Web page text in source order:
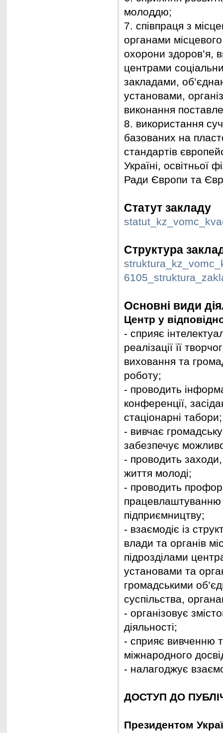
молоддю;
7. співпраця з
органами
охорони здоров’я,
центрами
закладами,
установами,
виконання
8. використання
базованих на
стандартів
Україні, освітньої
Ради Європи та
Статут закладу
Структура
Основні види
Центр у
- сприяє
реалізації її
виховання та
роботу;
- проводить
конференції,
стаціонарні табори;
- вивчає
забезпечує
- проводить
життя молоді;
- проводить
працевлаштуванню
підприємництву;
- взаємодіє із
влади та органів
підрозділами
установами та
громадськими
суспільства,
- організовує
діяльності;
- сприяє вивченню
міжнародного
- налагоджує
ДОСТУП ДО
Президентом